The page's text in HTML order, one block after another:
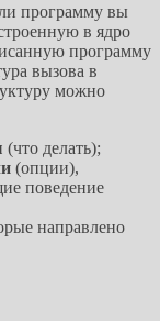
программу вы
в ядро
программу
вызова в
можно
(что делать);
(опции),
поведение
направлено